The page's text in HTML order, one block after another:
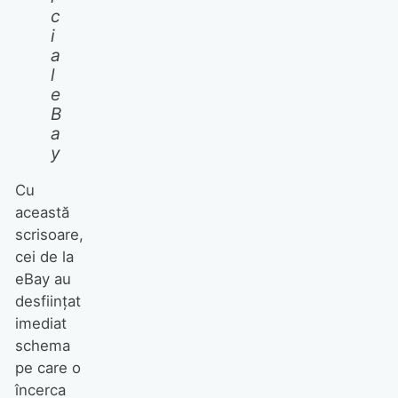
c
i
a
l
e
B
a
y
Cu
această
scrisoare,
cei de la
eBay au
desființat
imediat
schema
pe care o
încerca